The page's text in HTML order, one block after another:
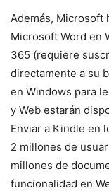
Además, Microsoft
Microsoft Word en
365 (requiere
directamente a su
en Windows para
y Web estarán
Enviar a Kindle en
2 millones de
millones de
funcionalidad en